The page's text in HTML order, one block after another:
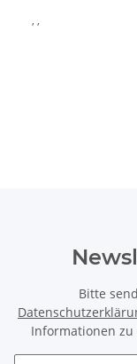
, ,
Bitte
Informationen